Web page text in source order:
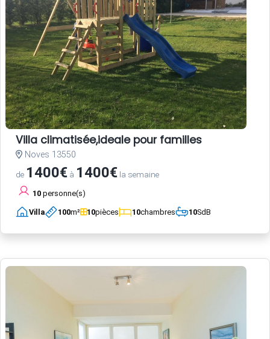
Villa climatisée,ideale pour familles
Noves 13550
de 1400€ à 1400€ la semaine
10 personne(s)
Villa 100m² 10pièces 10chambres 10SdB